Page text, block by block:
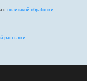
с политикой обработки
рассылки